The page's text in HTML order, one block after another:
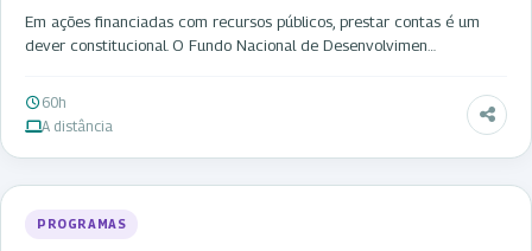
Em ações financiadas com recursos públicos, prestar contas é um
dever constitucional. O Fundo Nacional de Desenvolvimen…
60h
A distância
PROGRAMAS